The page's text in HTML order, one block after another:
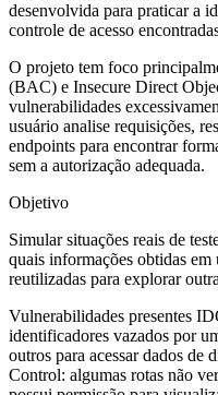
desenvolvida para praticar a
controle de acesso
O projeto tem foco
(BAC) e Insecure Direct
vulnerabilidades
usuário analise requisições,
endpoints para encontrar
sem a autorização adequada.
Objetivo
Simular situações reais de
quais informações obtidas em
reutilizadas para explorar
Vulnerabilidades presentes
identificadores vazados por
outros para acessar dados de
Control: algumas rotas não